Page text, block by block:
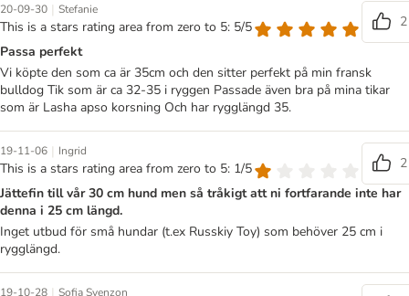
20-09-30 | Stefanie
This is a stars rating area from zero to 5: 5/5
2
Passa perfekt
Vi köpte den som ca är 35cm och den sitter perfekt på min fransk
bulldog Tik som är ca 32-35 i ryggen Passade även bra på mina tikar
som är Lasha apso korsning Och har rygglängd 35.
19-11-06 | Ingrid
This is a stars rating area from zero to 5: 1/5
2
Jättefin till vår 30 cm hund men så tråkigt att ni fortfarande inte har
denna i 25 cm längd.
Inget utbud för små hundar (t.ex Russkiy Toy) som behöver 25 cm i
rygglängd.
19-10-28 Sofia Svenzon